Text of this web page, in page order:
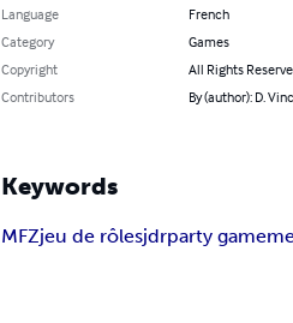
Language
French
Category
Games
Copyright
All Rights
Contributors
By (author): D.
Keywords
MFZjeu de rôlesjdrparty game